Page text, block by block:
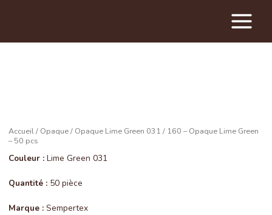
Main
Menu
Accueil/ Opaque/ Opaque Lime Green 031 / 160 – Opaque Lime Green
– 50 pcs
Couleur : Lime Green 031
Quantité : 50 pièce
Marque : Sempertex